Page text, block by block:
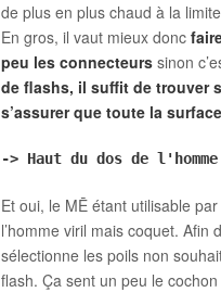
de plus en plus chaud à la
En gros, il vaut mieux donc
peu les connecteurs sinon
de flashs, il suffit de trouver
s’assurer que toute la
-> Haut du dos de l'homme
Et oui, le MĒ étant utilisable
l’homme viril mais coquet. Afin
sélectionne les poils non
flash. Ça sent un peu le